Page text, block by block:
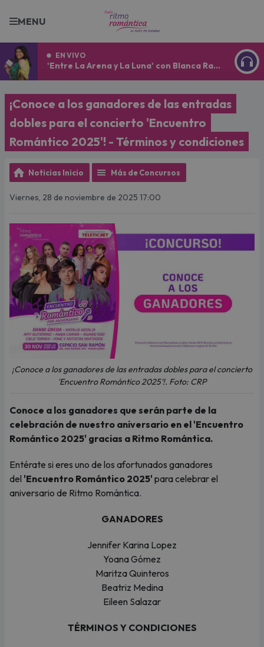
MENU
EN VIVO
'Entre La Arena y La Luna' con Blanca Ramírez
¡Conoce a los ganadores de las entradas
dobles para el concierto 'Encuentro
Romántico 2025'! - Términos y condiciones
Noticias Inicio Más de Concursos
Viernes, 28 de noviembre de 2025 17:00
¡Conoce a los ganadores de las entradas dobles para el concierto
'Encuentro Romántico 2025'!. Foto: CRP
Conoce a los ganadores que serán parte de la
celebración de nuestro aniversario en el 'Encuentro
Romántico 2025' gracias a Ritmo Romántica.
Entérate si eres uno de los afortunados ganadores
del 'Encuentro Romántico 2025' para celebrar el
aniversario de Ritmo Romántica.
GANADORES
Jennifer Karina Lopez
Yoana Gómez
Maritza Quinteros
Beatriz Medina
Eileen Salazar
TÉRMINOS Y CONDICIONES